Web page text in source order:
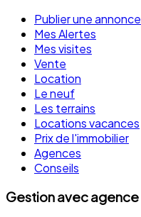
Publier une annonce
Mes Alertes
Mes visites
Vente
Location
Le neuf
Les terrains
Locations vacances
Prix de l'immobilier
Agences
Conseils
Gestion avec agence